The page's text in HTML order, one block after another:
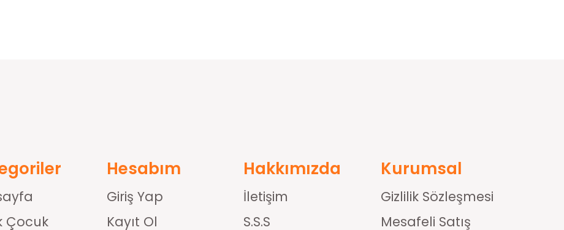
Çocuk
Hesabım
Giriş Yap
Kayıt Ol
Hakkımızda
İletişim
S.S.S
Kurumsal
Gizlilik Sözleşmesi
Mesafeli Satış